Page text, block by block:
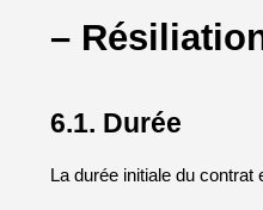
–
6.1. Durée
La durée initiale du